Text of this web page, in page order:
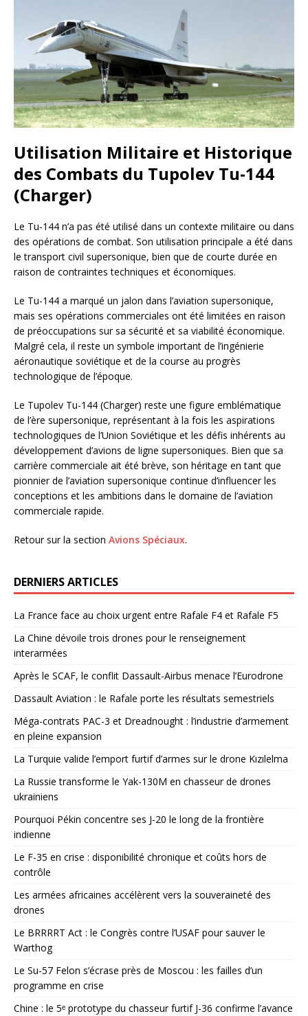
Utilisation Militaire et Historique
des Combats du Tupolev Tu-144
(Charger)
Le Tu-144 n’a pas été utilisé dans un contexte militaire ou dans
des opérations de combat. Son utilisation principale a été dans
le transport civil supersonique, bien que de courte durée en
raison de contraintes techniques et économiques.
Le Tu-144 a marqué un jalon dans l’aviation supersonique,
mais ses opérations commerciales ont été limitées en raison
de préoccupations sur sa sécurité et sa viabilité économique.
Malgré cela, il reste un symbole important de l’ingénierie
aéronautique soviétique et de la course au progrès
technologique de l’époque.
Le Tupolev Tu-144 (Charger) reste une figure emblématique
de l’ère supersonique, représentant à la fois les aspirations
technologiques de l’Union Soviétique et les défis inhérents au
développement d’avions de ligne supersoniques. Bien que sa
carrière commerciale ait été brève, son héritage en tant que
pionnier de l’aviation supersonique continue d’influencer les
conceptions et les ambitions dans le domaine de l’aviation
commerciale rapide.
Retour sur la section Avions Spéciaux.
DERNIERS ARTICLES
La France face au choix urgent entre Rafale F4 et Rafale F5
La Chine dévoile trois drones pour le renseignement
interarmées
Après le SCAF, le conflit Dassault-Airbus menace l’Eurodrone
Dassault Aviation : le Rafale porte les résultats semestriels
Méga-contrats PAC-3 et Dreadnought : l’industrie d’armement
en pleine expansion
La Turquie valide l’emport furtif d’armes sur le drone Kızılelma
La Russie transforme le Yak-130M en chasseur de drones
ukrainiens
Pourquoi Pékin concentre ses J-20 le long de la frontière
indienne
Le F-35 en crise : disponibilité chronique et coûts hors de
contrôle
Les armées africaines accélèrent vers la souveraineté des
drones
Le BRRRRT Act : le Congrès contre l’USAF pour sauver le
Warthog
Le Su-57 Felon s’écrase près de Moscou : les failles d’un
programme en crise
Chine : le 5ᵉ prototype du chasseur furtif J-36 confirme l’avance